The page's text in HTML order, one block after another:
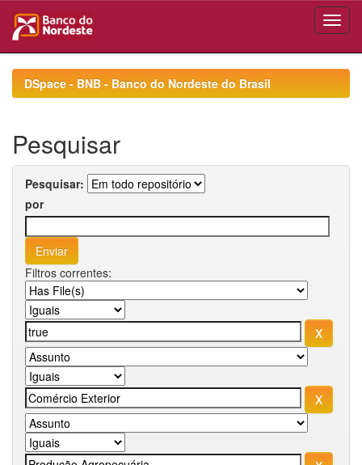
navigationDSpace - BNB - Banco do Nordeste do Brasil
Pesquisar
Pesquisar:
por
Filtros correntes: